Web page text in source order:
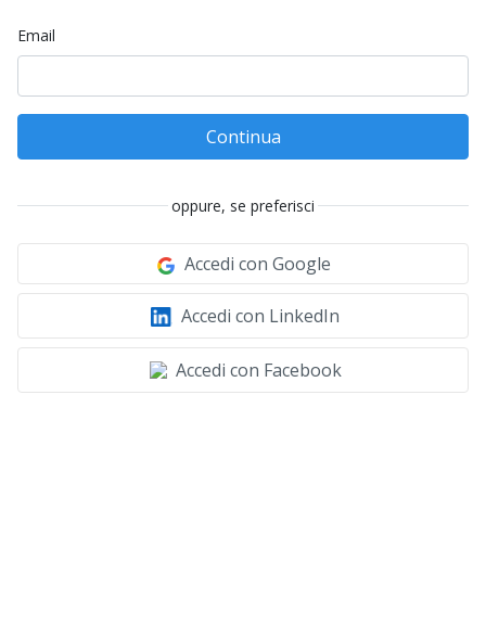
Email
Continua
oppure, se preferisci
Accedi con Google
Accedi con LinkedIn
Accedi con Facebook